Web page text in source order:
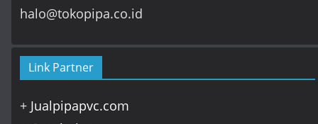
halo@tokopipa.co.id
Link Partner
+ Jualpipapvc.com